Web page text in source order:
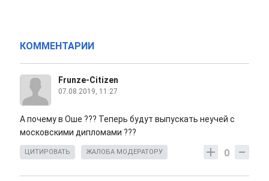
КОММЕНТАРИИ
Frunze-Citizen
07.08.2019, 11:27
А почему в Оше ??? Теперь будут выпускать неучей с
московскими дипломами ???
0
ЦИТИРОВАТЬ ЖАЛОБА МОДЕРАТОРУ